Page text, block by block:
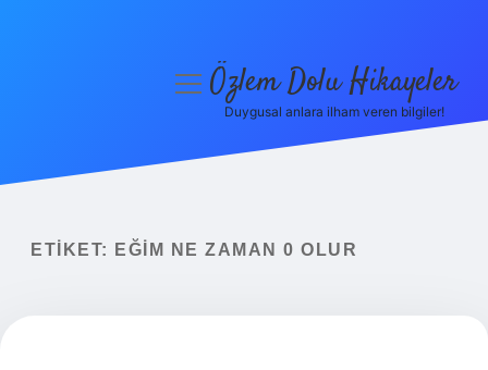
Yasal Uyarı
menüyüÖzlem Dolu Hikayeler
Duygusal anlara ilham veren bilgiler!
ETIKET: EĞIM NE ZAMAN 0 OLUR